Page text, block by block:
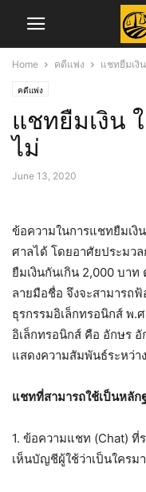
Home คดีแพ่ง แชทยืมเงิ
คดีแพ่ง
แชทยืมเงิน
ไม่
June 13, 2020
ข้อความในการแชทยืมเงิ
ศาลได้ โดยอาศัยประมว
ยืมเงินกันเกิน 2,000 บา
ลายมือชื่อ จึงจะสามารถ
ธุรกรรมอิเล็กทรอนิกส์ พ.
อิเล็กทรอนิกส์ คือ อักษร
แสดงความสัมพันธ์ระหว่
แชทที่สามารถใช้เป็นหลั
1. ข้อความแชท (Chat) ที่
เห็นบัญชีผู้ใช้ว่าเป็นใครม